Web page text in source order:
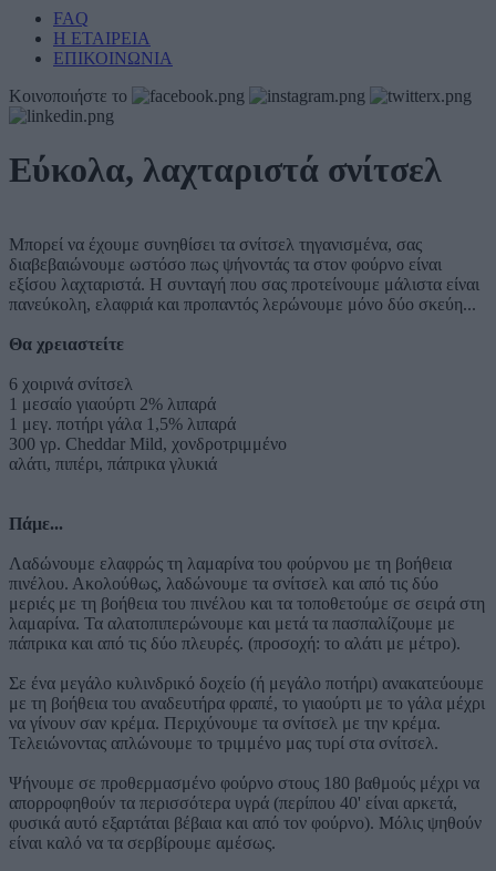
FAQ
Η ΕΤΑΙΡΕΙΑ
ΕΠΙΚΟΙΝΩΝΙΑ
Κοινοποιήστε το
Εύκολα, λαχταριστά σνίτσελ
Μπορεί να έχουμε συνηθίσει τα σνίτσελ τηγανισμένα, σας
διαβεβαιώνουμε ωστόσο πως ψήνοντάς τα στον φούρνο είναι
εξίσου λαχταριστά. Η συνταγή που σας προτείνουμε μάλιστα είναι
πανεύκολη, ελαφριά και προπαντός λερώνουμε μόνο δύο σκεύη...
Θα χρειαστείτε
6 χοιρινά σνίτσελ
1 μεσαίο γιαούρτι 2% λιπαρά
1 μεγ. ποτήρι γάλα 1,5% λιπαρά
300 γρ. Cheddar Mild, χονδροτριμμένο
αλάτι, πιπέρι, πάπρικα γλυκιά
Πάμε...
Λαδώνουμε ελαφρώς τη λαμαρίνα του φούρνου με τη βοήθεια
πινέλου. Ακολούθως, λαδώνουμε τα σνίτσελ και από τις δύο
μεριές με τη βοήθεια του πινέλου και τα τοποθετούμε σε σειρά στη
λαμαρίνα. Τα αλατοπιπερώνουμε και μετά τα πασπαλίζουμε με
πάπρικα και από τις δύο πλευρές. (προσοχή: το αλάτι με μέτρο).
Σε ένα μεγάλο κυλινδρικό δοχείο (ή μεγάλο ποτήρι) ανακατεύουμε
με τη βοήθεια του αναδευτήρα φραπέ, το γιαούρτι με το γάλα μέχρι
να γίνουν σαν κρέμα. Περιχύνουμε τα σνίτσελ με την κρέμα.
Τελειώνοντας απλώνουμε το τριμμένο μας τυρί στα σνίτσελ.
Ψήνουμε σε προθερμασμένο φούρνο στους 180 βαθμούς μέχρι να
απορροφηθούν τα περισσότερα υγρά (περίπου 40' είναι αρκετά,
φυσικά αυτό εξαρτάται βέβαια και από τον φούρνο). Μόλις ψηθούν
είναι καλό να τα σερβίρουμε αμέσως.